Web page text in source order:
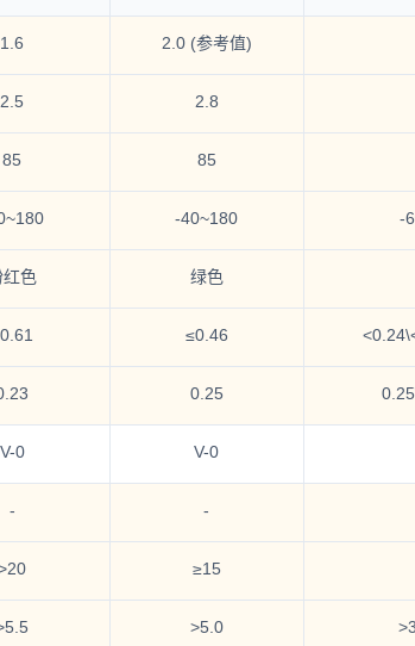
1.6 2.0 (参考值)
2.5 2.8
85 85
-40~180 -
红色 绿色
≤0.46
0.25
V-0 V-0
- -
≥15
>5.0